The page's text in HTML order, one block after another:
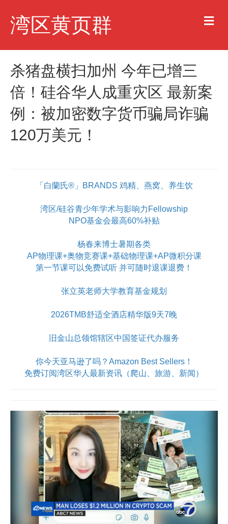
湾区黄页群 M
e
u
杀猪盘横扫加州 今年已增三
倍！硅谷华人成重灾区 最新案
例：被加密数字货币骗局诈骗
120万美元！
「白蘭氏®」BRANDS 鸡精、燕窝、养生饮
湾区/硅谷青少年学术与影响力Fellowship
NPO基金会最高60%补贴
杨春来博士暑期各类
AP物理课+奥物竞赛课+基础物理课+AP微积分课
第一节课可以免费试听 并可随时退课退费！
张立英老师大学教育基金规划
2026TMB舒适全酒店精华版9天7晚
旧金山总领馆辖区中国签证代办服务
你今天亚马逊了吗？Amazon Best Sellers！
免费订阅湾区华人最新资讯（爬山、旅游、新闻）